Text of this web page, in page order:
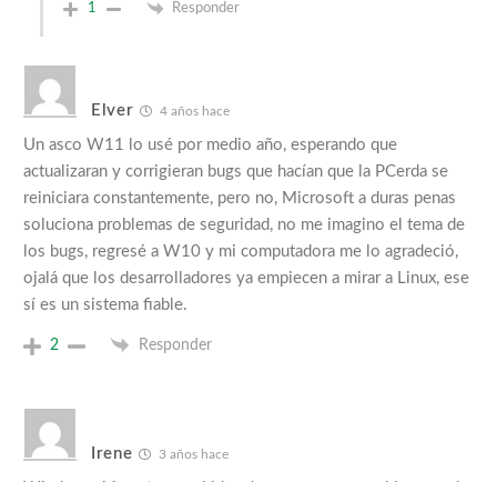
1 Responder
Elver 4 años hace
Un asco W11 lo usé por medio año, esperando que
actualizaran y corrigieran bugs que hacían que la PCerda se
reiniciara constantemente, pero no, Microsoft a duras penas
soluciona problemas de seguridad, no me imagino el tema de
los bugs, regresé a W10 y mi computadora me lo agradeció,
ojalá que los desarrolladores ya empiecen a mirar a Linux, ese
sí es un sistema fiable.
2 Responder
Irene 3 años hace